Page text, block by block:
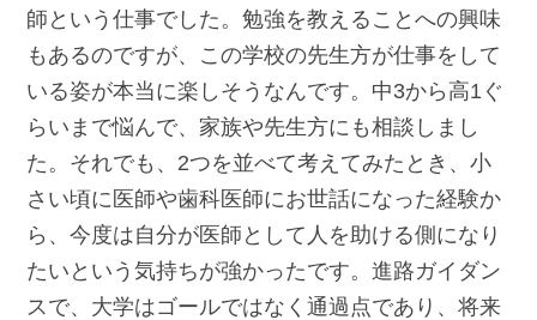
師という仕事でした。勉強を教えることへの興味
もあるのですが、この学校の先生方が仕事をして
いる姿が本当に楽しそうなんです。中3から高1ぐ
らいまで悩んで、家族や先生方にも相談しまし
た。それでも、2つを並べて考えてみたとき、小
さい頃に医師や歯科医師にお世話になった経験か
ら、今度は自分が医師として人を助ける側になり
たいという気持ちが強かったです。進路ガイダン
スで、大学はゴールではなく通過点であり、将来